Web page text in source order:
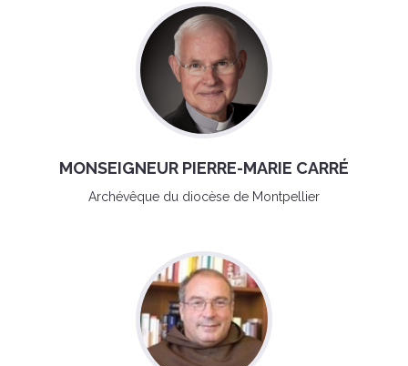
MONSEIGNEUR PIERRE-MARIE CARRÉ
Archévêque du diocèse de Montpellier